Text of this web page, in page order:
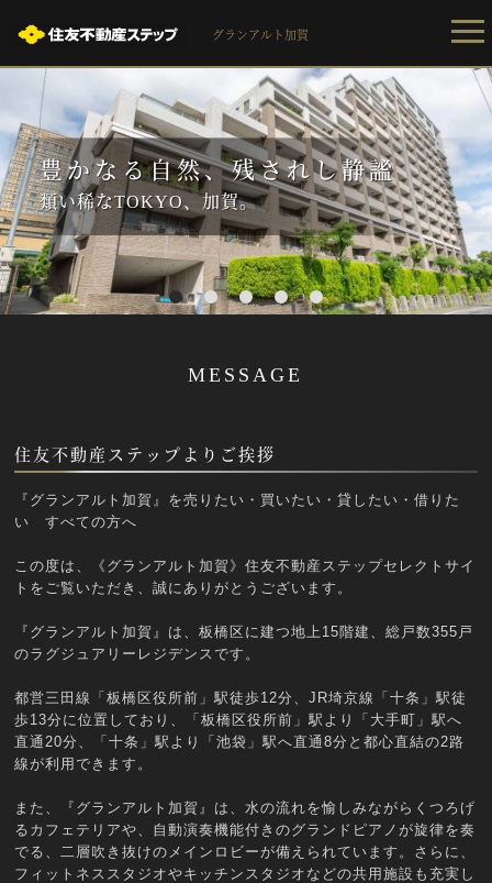
グランアルト加賀
豊かなる自然、残されし静謐
類い稀なTOKYO、加賀。
MESSAGE
住友不動産ステップよりご挨拶
『グランアルト加賀』を売りたい・買いたい・貸したい・借りた
い すべての方へ
この度は、《グランアルト加賀》住友不動産ステップセレクトサイ
トをご覧いただき、誠にありがとうございます。
『グランアルト加賀』は、板橋区に建つ地上15階建、総戸数355戸
のラグジュアリーレジデンスです。
都営三田線「板橋区役所前」駅徒歩12分、JR埼京線「十条」駅徒
歩13分に位置しており、「板橋区役所前」駅より「大手町」駅へ
直通20分、「十条」駅より「池袋」駅へ直通8分と都心直結の2路
線が利用できます。
また、『グランアルト加賀』は、水の流れを愉しみながらくつろげ
るカフェテリアや、自動演奏機能付きのグランドピアノが旋律を奏
でる、二層吹き抜けのメインロビーが備えられています。さらに、
フィットネススタジオやキッチンスタジオなどの共用施設も充実し